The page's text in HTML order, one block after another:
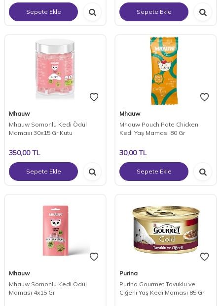
Sepete Ekle Sepete Ekle
Mhauw
Mhauw Somonlu Kedi Ödül
Maması 30x15 Gr Kutu
350,00TL
Sepete Ekle
Mhauw
Mhauw Pouch Pate Chicken
Kedi Yaş Maması 80 Gr
30,00TL
Sepete Ekle
Mhauw
Mhauw Somonlu Kedi Ödül
Maması 4x15 Gr
Purina
Purina Gourmet Tavuklu ve
Ciğerli Yaş Kedi Maması 85 Gr